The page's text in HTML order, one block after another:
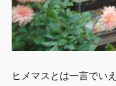
ヒメマスとは一言でい